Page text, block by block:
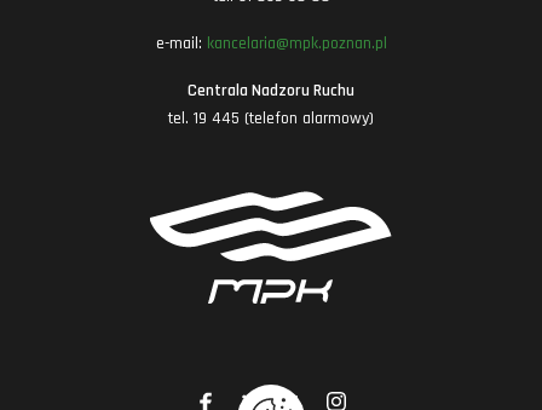
e-mail: kancelaria@mpk.poznan.pl
Centrala Nadzoru Ruchu
tel. 19 445 (telefon alarmowy)